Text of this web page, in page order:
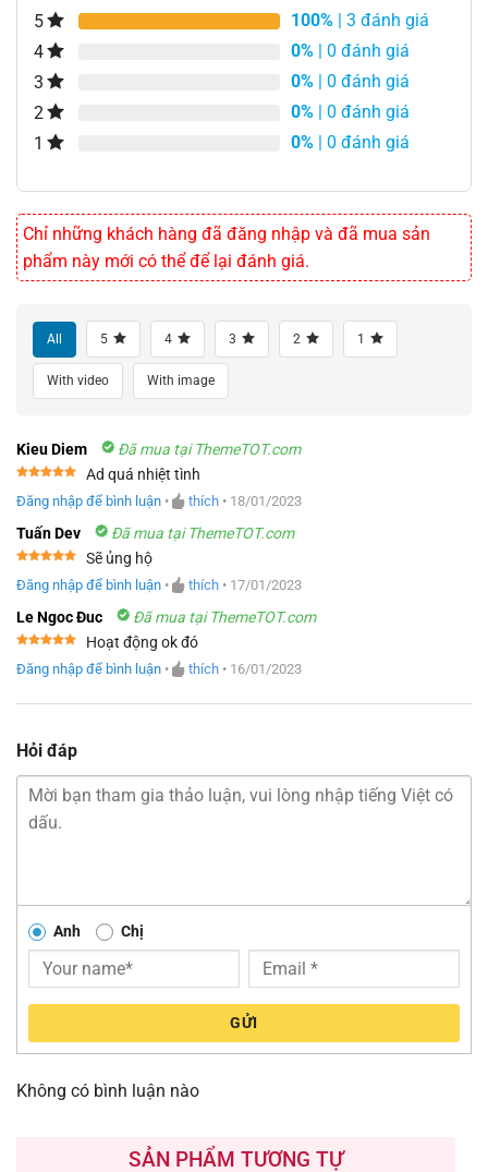
5 100% | 3 đánh giá
4
0% | 0 đánh giá
3
0% | 0 đánh giá
2
0% | 0 đánh giá
1
0% | 0 đánh giá
Chỉ những khách hàng đã đăng nhập và đã mua sản
phẩm này mới có thể để lại đánh giá.
All 5 4 3 2 1
With video With image
Kieu Diem Đã mua tại ThemeTOT.com
hạng55
Ad quá nhiệt tình
Đăng nhập để bình luận • thích • 18/01/2023
Tuấn Dev Đã mua tại ThemeTOT.com
hạng55
Sẽ ủng hộ
Đăng nhập để bình luận • thích • 17/01/2023
Le Ngoc Đuc Đã mua tại ThemeTOT.com
hạng55
Hoạt động ok đó
Đăng nhập để bình luận • thích • 16/01/2023
Hỏi đáp
Anh Chị
GỬI
Không có bình luận nào
SẢN PHẨM TƯƠNG TỰ